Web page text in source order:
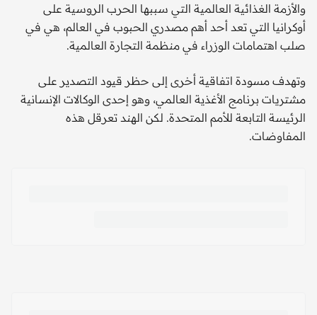
والأزمة الغذائية العالمية التي سببها الحرب الروسية على
أوكرانيا التي تعد أحد أهم مصدري الحبوب في العالم، هي في
صلب اهتمامات الوزراء في منظمة التجارة العالمية.
وتهدف مسودة اتفاقية أخرى إلى حظر قيود التصدير على
مشتريات برنامج الأغذية العالمي، وهو إحدى الوكالات الإنسانية
الرئيسة التابعة للأمم المتحدة. لكن الهند تعرقل هذه
المفاوضات.